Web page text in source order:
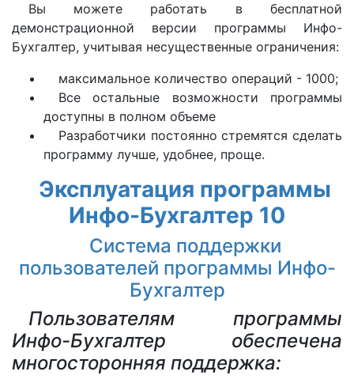
Вы можете работать в бесплатной
демонстрационной версии программы Инфо-
Бухгалтер, учитывая несущественные ограничения:
максимальное количество операций - 1000;
Все остальные возможности программы
доступны в полном объеме
Разработчики постоянно стремятся сделать
программу лучше, удобнее, проще.
Эксплуатация программы
Инфо-Бухгалтер 10
Система поддержки
пользователей программы Инфо-
Бухгалтер
Пользователям программы
Инфо-Бухгалтер обеспечена
многосторонняя поддержка: